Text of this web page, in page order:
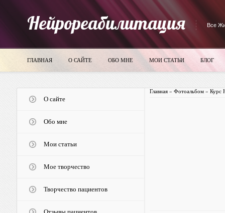
Нейрореабилитация Все
ГЛАВНАЯ О САЙТЕ ОБО МНЕ МОИ СТАТЬИ БЛОГ
О сайте
Обо мне
Мои статьи
Мое творчество
Творчество пациентов
Главная» Фотоальбом» Курс